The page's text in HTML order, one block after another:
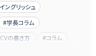
ングリッシュ
学長コラム
CVの書き方
コラム